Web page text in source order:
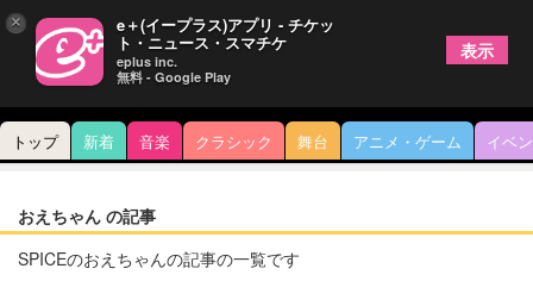
トップ 新着 音楽 クラシック 舞台 アニメ・ゲーム イベ
おえちゃん の記事
SPICEのおえちゃんの記事の一覧です
× e＋(イープラス)アプリ - チケッ
ト・ニュース・スマチケ
eplus inc.
無料 - Google Play
表示